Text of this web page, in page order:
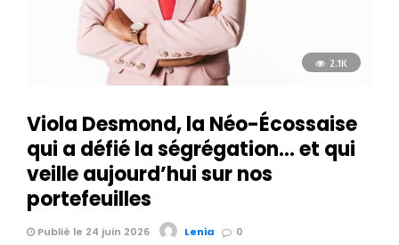
2.1K
Viola Desmond, la Néo-Écossaise
qui a défié la ségrégation… et qui
veille aujourd’hui sur nos
portefeuilles
Publié le 24 juin 2026 Lenia 0